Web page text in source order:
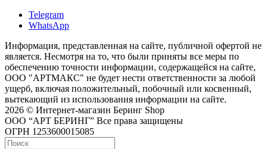
Telegram
WhatsApp
Информация, представленная на сайте, публичной офертой не
является. Несмотря на то, что были приняты все меры по
обеспечению точности информации, содержащейся на сайте,
ООО "АРТМАКС" не будет нести ответственности за любой
ущерб, включая положительный, побочный или косвенный,
вытекающий из использования информации на сайте.
2026 © Интернет-магазин Беринг Shop
ООО “АРТ БЕРИНГ” Все права защищены
ОГРН 1253600015085